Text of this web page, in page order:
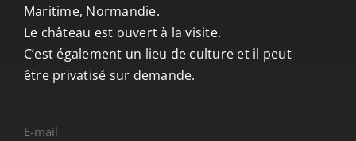
Maritime, Normandie.
Le château est ouvert à la visite.
C’est également un lieu de culture et il peut
être privatisé sur demande.
E-mail